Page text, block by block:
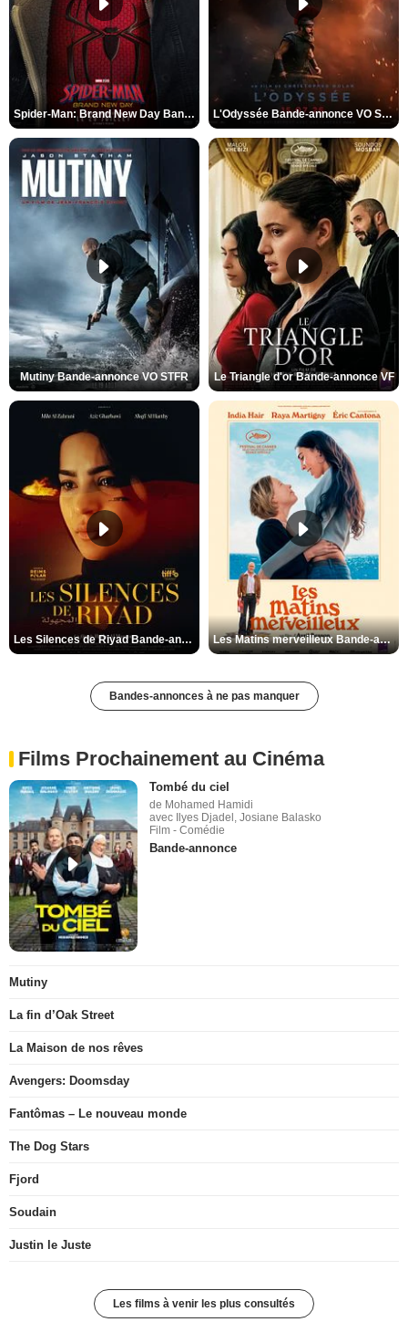
Spider-Man: Brand New Day Bande-annonce VO STFR L'Odyssée Bande-annonce VO STFR
Mutiny Bande-annonce VO STFR Le Triangle d'or Bande-annonce VF
Les Silences de Riyad Bande-annonce VO STFR Les Matins merveilleux Bande-annonce VF
Bandes-annonces à ne pas manquer
Films Prochainement au Cinéma
Tombé du ciel
de Mohamed Hamidi
avec Ilyes Djadel, Josiane Balasko
Film - Comédie
Bande-annonce
Mutiny
La fin d’Oak Street
La Maison de nos rêves
Avengers: Doomsday
Fantômas – Le nouveau monde
The Dog Stars
Fjord
Soudain
Justin le Juste
Les films à venir les plus consultés